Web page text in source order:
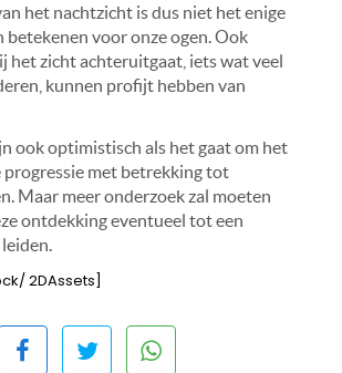
het nachtzicht is dus niet het enige
betekenen voor onze ogen. Ook
het zicht achteruitgaat, iets wat veel
kunnen profijt hebben van
ook optimistisch als het gaat om het
progressie met betrekking tot
Maar meer onderzoek zal moeten
ontdekking eventueel tot een
2DAssets]